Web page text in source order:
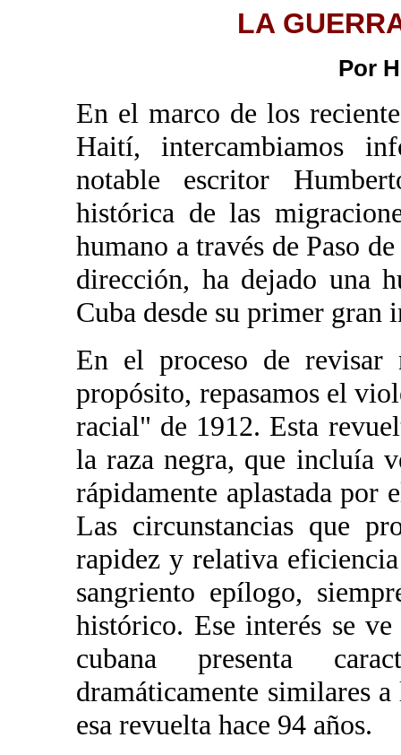
LA
Por
En el marco de los
Haití, intercambiamos
notable escritor
histórica de las
humano a través de Paso
dirección, ha dejado una
Cuba desde su primer gran
En el proceso de revisar
propósito, repasamos el
racial" de 1912. Esta
la raza negra, que incluía
rápidamente aplastada por
Las circunstancias que
rapidez y relativa
sangriento epílogo,
histórico. Ese interés se
cubana presenta
dramáticamente similares
esa revuelta hace 94 años.